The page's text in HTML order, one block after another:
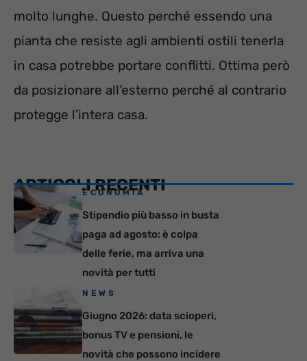
molto lunghe. Questo perché essendo una
pianta che resiste agli ambienti ostili tenerla
in casa potrebbe portare conflitti. Ottima però
da posizionare all’esterno perché al contrario
protegge l’intera casa.
ARTICOLI RECENTI
ECONOMIA
Stipendio più basso in busta
paga ad agosto: è colpa
delle ferie, ma arriva una
novità per tutti
NEWS
Giugno 2026: data scioperi,
bonus TV e pensioni, le
novità che possono incidere